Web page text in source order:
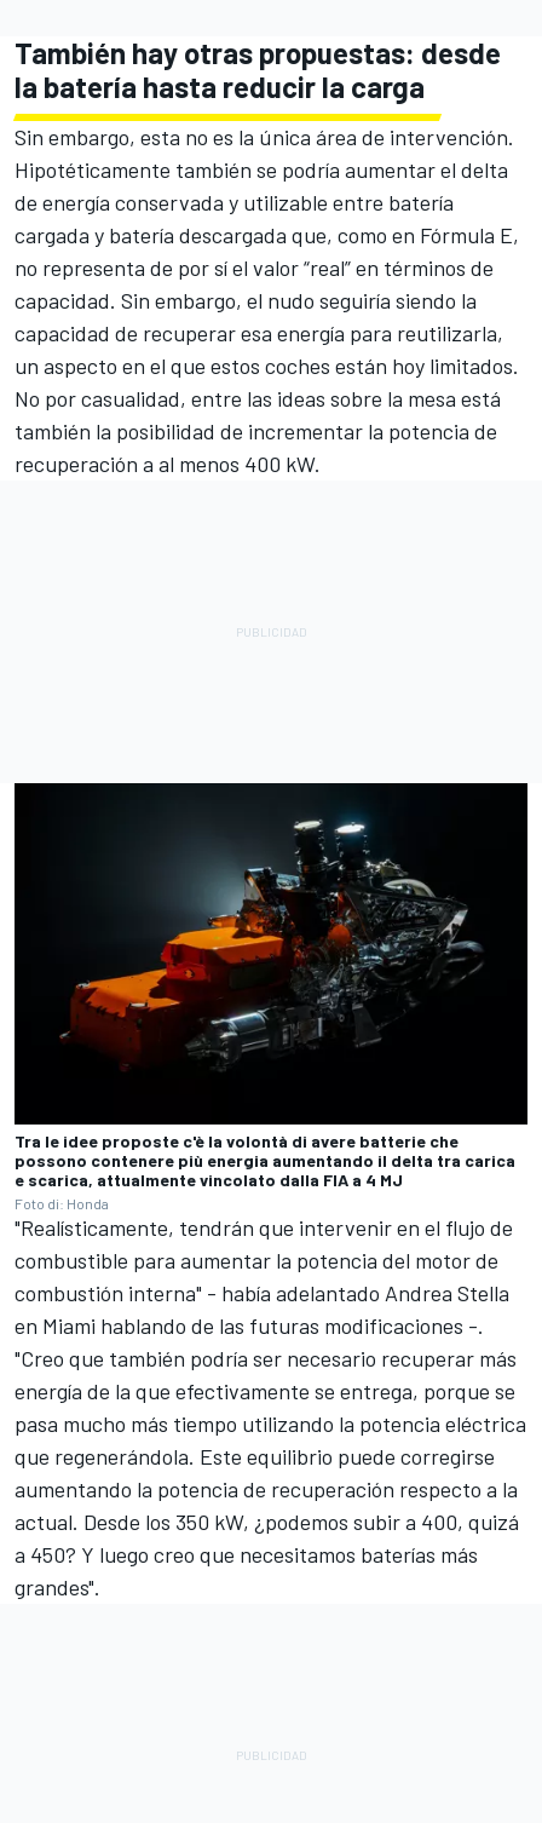
También hay otras propuestas: desde
la batería hasta reducir la carga
Sin embargo, esta no es la única área de intervención.
Hipotéticamente también se podría aumentar el delta
de energía conservada y utilizable entre batería
cargada y batería descargada que, como en Fórmula E,
no representa de por sí el valor “real” en términos de
capacidad. Sin embargo, el nudo seguiría siendo la
capacidad de recuperar esa energía para reutilizarla,
un aspecto en el que estos coches están hoy limitados.
No por casualidad, entre las ideas sobre la mesa está
también la posibilidad de incrementar la potencia de
recuperación a al menos 400 kW.
Tra le idee proposte c'è la volontà di avere batterie che
possono contenere più energia aumentando il delta tra carica
e scarica, attualmente vincolato dalla FIA a 4 MJ
Foto di: Honda
"Realísticamente, tendrán que intervenir en el flujo de
combustible para aumentar la potencia del motor de
combustión interna" - había adelantado Andrea Stella
en Miami hablando de las futuras modificaciones -.
"Creo que también podría ser necesario recuperar más
energía de la que efectivamente se entrega, porque se
pasa mucho más tiempo utilizando la potencia eléctrica
que regenerándola. Este equilibrio puede corregirse
aumentando la potencia de recuperación respecto a la
actual. Desde los 350 kW, ¿podemos subir a 400, quizá
a 450? Y luego creo que necesitamos baterías más
grandes".